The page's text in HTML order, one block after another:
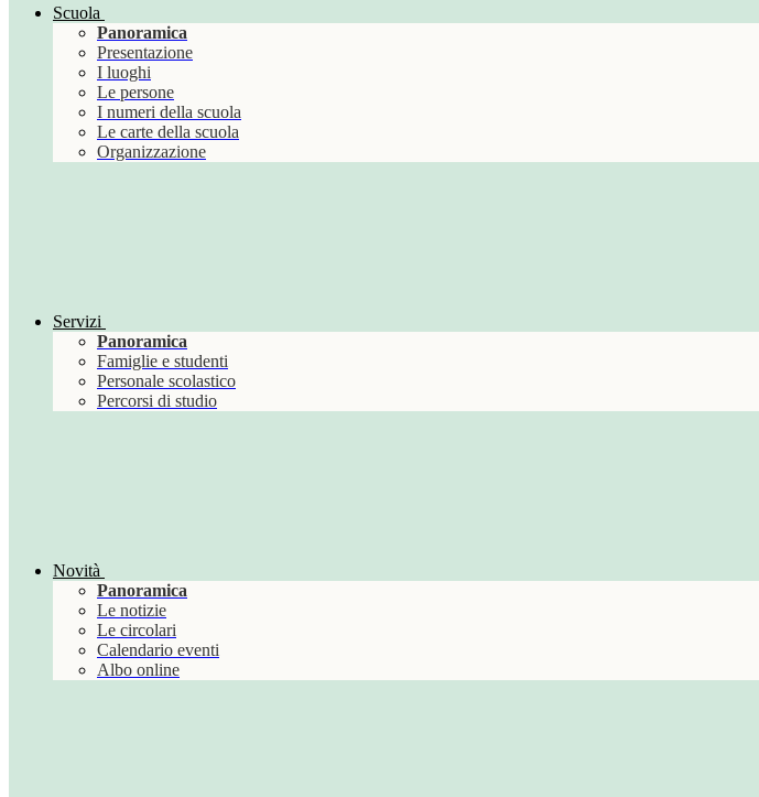
Scuola
Panoramica
Presentazione
I luoghi
Le persone
I numeri della scuola
Le carte della scuola
Organizzazione
Servizi
Panoramica
Famiglie e studenti
Personale scolastico
Percorsi di studio
Novità
Panoramica
Le notizie
Le circolari
Calendario eventi
Albo online